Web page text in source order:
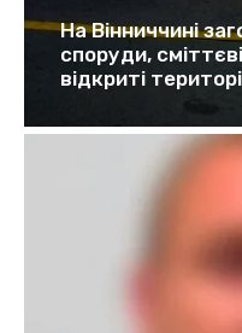
На Вінниччині
споруди,
відкриті